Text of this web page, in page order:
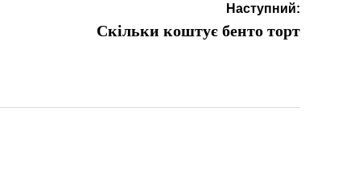
Наступний:
Скільки коштує бенто торт